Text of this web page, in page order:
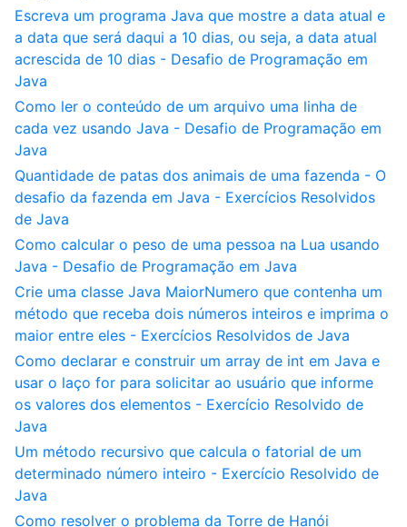
Escreva um programa Java que mostre a data atual e
a data que será daqui a 10 dias, ou seja, a data atual
acrescida de 10 dias - Desafio de Programação em
Java
Como ler o conteúdo de um arquivo uma linha de
cada vez usando Java - Desafio de Programação em
Java
Quantidade de patas dos animais de uma fazenda - O
desafio da fazenda em Java - Exercícios Resolvidos
de Java
Como calcular o peso de uma pessoa na Lua usando
Java - Desafio de Programação em Java
Crie uma classe Java MaiorNumero que contenha um
método que receba dois números inteiros e imprima o
maior entre eles - Exercícios Resolvidos de Java
Como declarar e construir um array de int em Java e
usar o laço for para solicitar ao usuário que informe
os valores dos elementos - Exercício Resolvido de
Java
Um método recursivo que calcula o fatorial de um
determinado número inteiro - Exercício Resolvido de
Java
Como resolver o problema da Torre de Hanói